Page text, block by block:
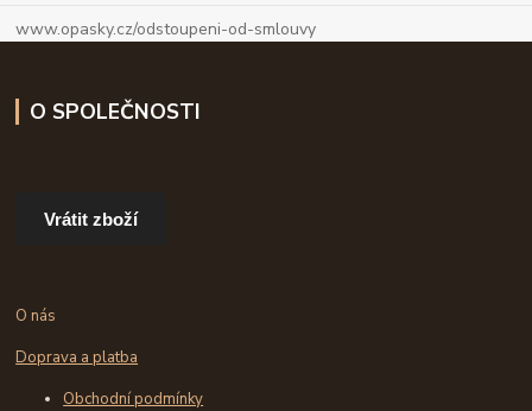
www.opasky.cz/odstoupeni-od-smlouvy
O SPOLEČNOSTI
Vrátit zboží
O nás
Doprava a platba
Obchodní podmínky